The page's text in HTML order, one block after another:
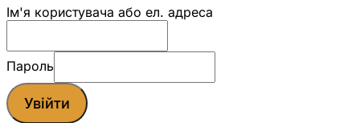
Ім'я користувача або ел. адреса
Пароль
Увійти